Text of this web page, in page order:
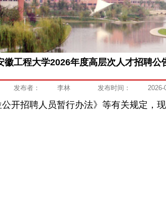
徽工程大学2026年度高层次人才招聘公
发布者： 李林 发布时间： 2026-
开招聘人员暂行办法》等有关规定，